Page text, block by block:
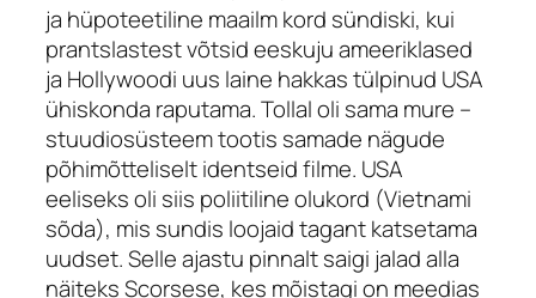
ja hüpoteetiline maailm kord sündiski, kui
prantslastest võtsid eeskuju ameeriklased
ja Hollywoodi uus laine hakkas tülpinud USA
ühiskonda raputama. Tollal oli sama mure –
stuudiosüsteem tootis samade nägude
põhimõtteliselt identseid filme. USA
eeliseks oli siis poliitiline olukord (Vietnami
sõda), mis sundis loojaid tagant katsetama
uudset. Selle ajastu pinnalt saigi jalad alla
näiteks Scorsese, kes mõistagi on meedias